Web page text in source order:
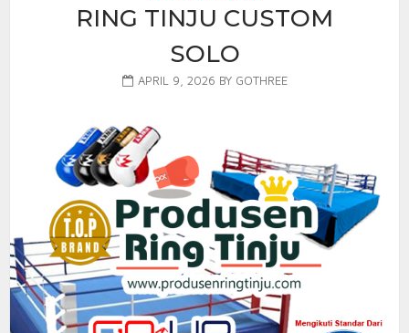
RING TINJU CUSTOM
SOLO
APRIL 9, 2026 BY GOTHREE